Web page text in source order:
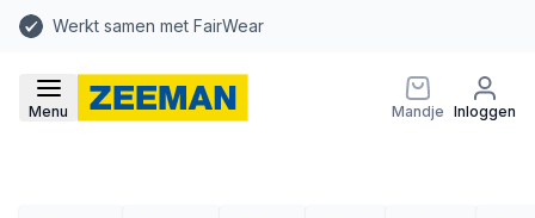
Werkt samen met FairWear
Menu Mandje Inloggen